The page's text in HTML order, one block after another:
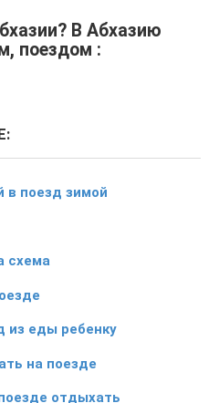
В Абхазию
поездом :
в поезд зимой
схема
из еды ребенку
на поезде
отдыхать